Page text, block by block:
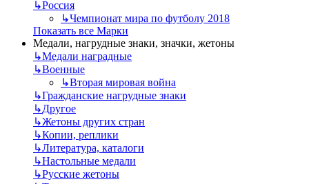
↳Россия
↳Чемпионат мира по футболу 2018
Показать все Марки
Медали, нагрудные знаки, значки, жетоны
↳Mедали наградные
↳Военные
↳Вторая мировая война
↳Гражданские нагрудные знаки
↳Другое
↳Жетоны других стран
↳Копии, реплики
↳Литература, каталоги
↳Настольные медали
↳Русские жетоны